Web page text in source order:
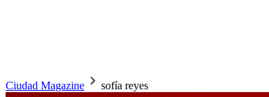
Ciudad Magazine sofía reyes